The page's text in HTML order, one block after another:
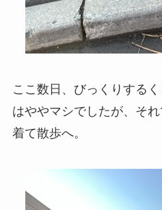
ここ数日、びっくりする
はややマシでしたが、そ
着て散歩へ。